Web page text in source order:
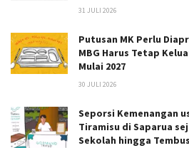
31 JULI 2026
Putusan MK Perlu
MBG Harus Tetap
Mulai 2027
30 JULI 2026
Seporsi Kemenangan
Tiramisu di Saparua
Sekolah hingga